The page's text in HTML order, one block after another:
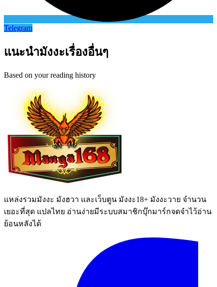
Telegram
แนะนำมังงะเรื่องอื่นๆ
Based on your reading history
แหล่งรวมมังงะ มังฮวา และเว็บตูน มังงะ18+ มังงะวาย จำนวน
เยอะที่สุด แปลไทย อ่านง่ายมีระบบสมาชิกบุ๊กมาร์กจดจำไว้อ่าน
ย้อนหลังได้